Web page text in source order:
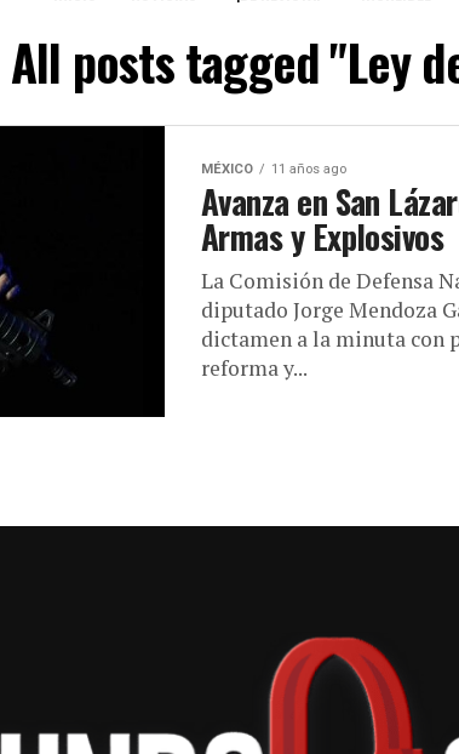
All posts tagged "Ley
MÉXICO 11 años ago
Avanza en San
Armas y Explosivos
La Comisión de Defensa
diputado Jorge Mendoza
dictamen a la minuta con
reforma y...